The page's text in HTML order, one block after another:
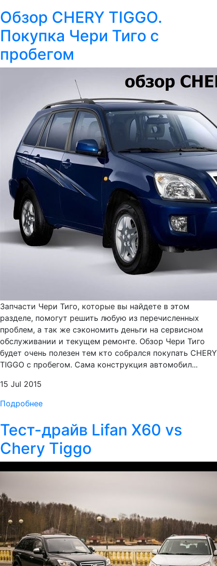
Обзор CHERY TIGGO.
Покупка Чери Тиго с
пробегом
Запчасти Чери Тиго, которые вы найдете в этом
разделе, помогут решить любую из перечисленных
проблем, а так же сэкономить деньги на сервисном
обслуживании и текущем ремонте. Обзор Чери Тиго
будет очень полезен тем кто собрался покупать CHERY
TIGGO с пробегом. Сама конструкция автомобил...
15 Jul 2015
Подробнее
Тест-драйв Lifan X60 vs
Chery Tiggo